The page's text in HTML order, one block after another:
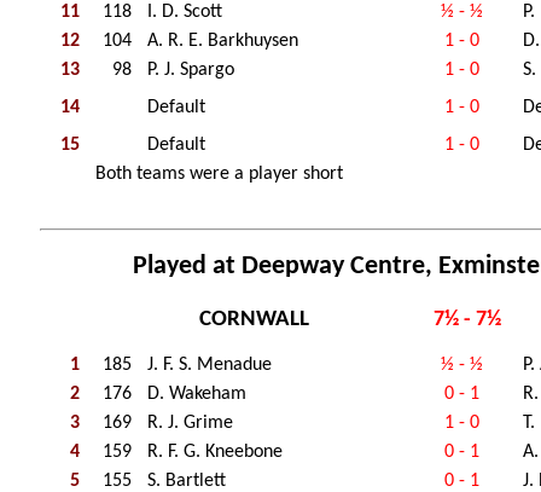
11
118 I. D. Scott ½ - ½
12
104 A. R. E. Barkhuysen 1 - 0
13
98 P. J. Spargo 1 - 0
14
Default 1 - 0
15
Default 1 - 0
Both teams were a player short
Played at Deepway Centre,
CORNWALL 7½ - 7½
1 185 J. F. S. Menadue ½ - ½
2
176 D. Wakeham 0 - 1
3
169 R. J. Grime 1 - 0
T.
4
159 R. F. G. Kneebone 0 - 1
5
155 S. Bartlett 0 - 1
J.